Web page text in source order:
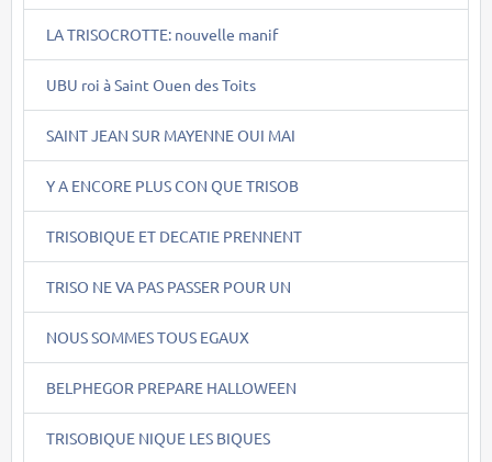
LA TRISOCROTTE: nouvelle manif
UBU roi à Saint Ouen des Toits
SAINT JEAN SUR MAYENNE OUI MAI
Y A ENCORE PLUS CON QUE TRISOB
TRISOBIQUE ET DECATIE PRENNENT
TRISO NE VA PAS PASSER POUR UN
NOUS SOMMES TOUS EGAUX
BELPHEGOR PREPARE HALLOWEEN
TRISOBIQUE NIQUE LES BIQUES